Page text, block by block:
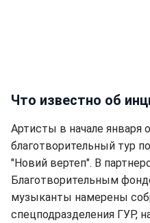
Что известно об
Артисты в начале января
благотворительный тур
"Новий вертеп". В
Благотворительным
музыканты намерены
спецподразделения ГУР,